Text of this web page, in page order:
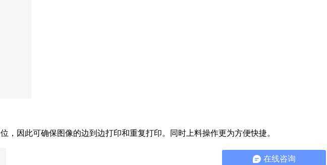
因此可确保图像的边到边打印和重复打印。同时上料操作更为方便快捷。
在线咨询